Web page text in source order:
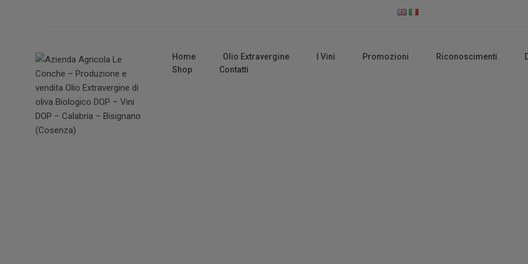
Home Olio Extravergine I Vini Promozioni Riconoscimenti
Shop
Contatti